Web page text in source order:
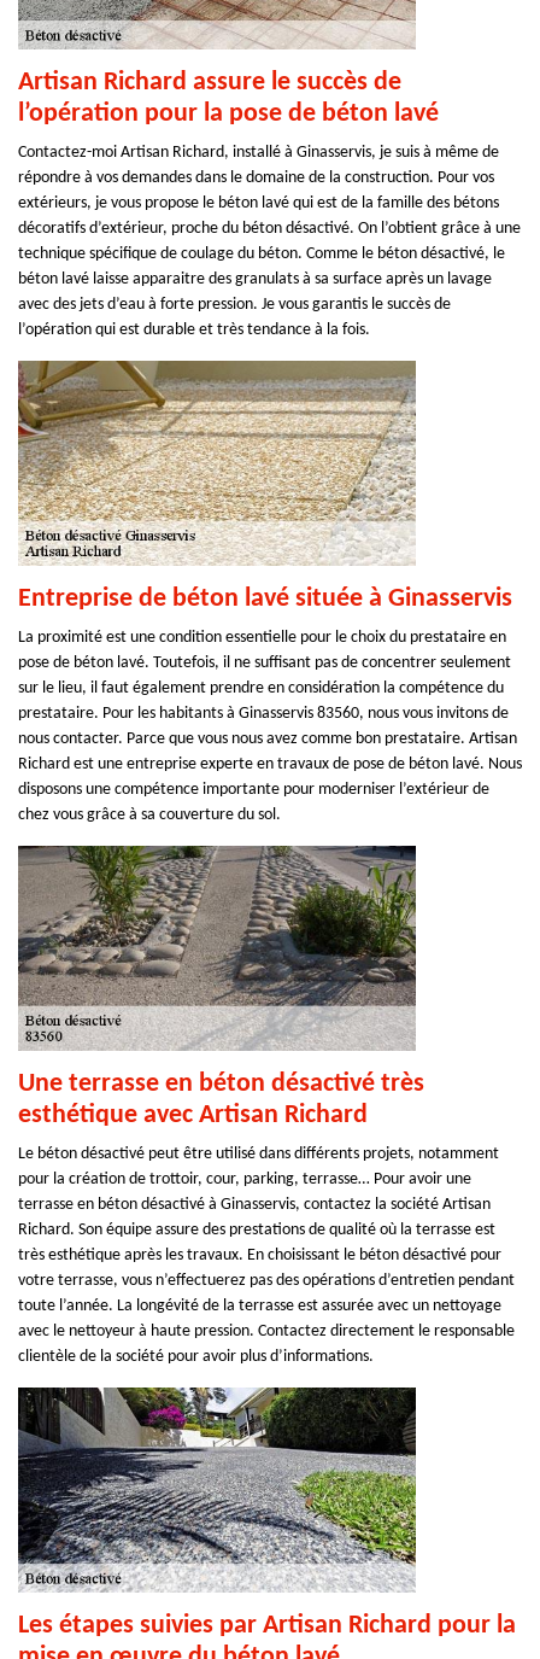
Artisan Richard assure le succès de
l’opération pour la pose de béton lavé
Contactez-moi Artisan Richard, installé à Ginasservis, je suis à même de
répondre à vos demandes dans le domaine de la construction. Pour vos
extérieurs, je vous propose le béton lavé qui est de la famille des bétons
décoratifs d’extérieur, proche du béton désactivé. On l’obtient grâce à une
technique spécifique de coulage du béton. Comme le béton désactivé, le
béton lavé laisse apparaitre des granulats à sa surface après un lavage
avec des jets d’eau à forte pression. Je vous garantis le succès de
l’opération qui est durable et très tendance à la fois.
Entreprise de béton lavé située à Ginasservis
La proximité est une condition essentielle pour le choix du prestataire en
pose de béton lavé. Toutefois, il ne suffisant pas de concentrer seulement
sur le lieu, il faut également prendre en considération la compétence du
prestataire. Pour les habitants à Ginasservis 83560, nous vous invitons de
nous contacter. Parce que vous nous avez comme bon prestataire. Artisan
Richard est une entreprise experte en travaux de pose de béton lavé. Nous
disposons une compétence importante pour moderniser l’extérieur de
chez vous grâce à sa couverture du sol.
Une terrasse en béton désactivé très
esthétique avec Artisan Richard
Le béton désactivé peut être utilisé dans différents projets, notamment
pour la création de trottoir, cour, parking, terrasse… Pour avoir une
terrasse en béton désactivé à Ginasservis, contactez la société Artisan
Richard. Son équipe assure des prestations de qualité où la terrasse est
très esthétique après les travaux. En choisissant le béton désactivé pour
votre terrasse, vous n’effectuerez pas des opérations d’entretien pendant
toute l’année. La longévité de la terrasse est assurée avec un nettoyage
avec le nettoyeur à haute pression. Contactez directement le responsable
clientèle de la société pour avoir plus d’informations.
Les étapes suivies par Artisan Richard pour la